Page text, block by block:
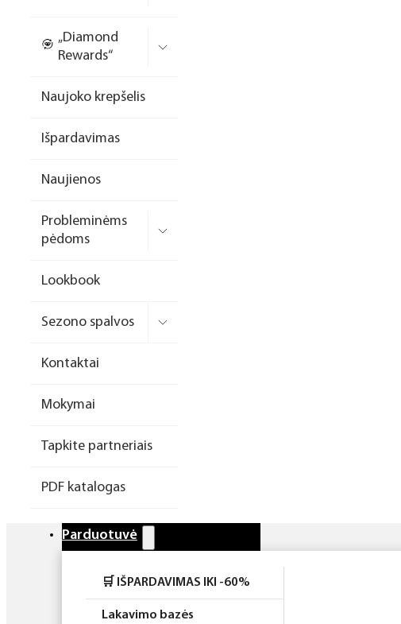
formelės/priedai
Dildės
Įrankiai
Laufwunder pėdų priežiūra
priemonės
Rinkiniai
„Diamond
Rewards“
Naujoko krepšelis
Išpardavimas
Naujienos
Probleminėms
pėdoms
Lookbook
Sezono spalvos
Kontaktai
Mokymai
Tapkite partneriais
PDF katalogas
Parduotuvė
🛒 IŠPARDAVIMAS IKI -60%
Lakavimo bazės